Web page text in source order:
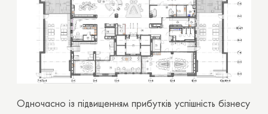
Одночасно із підвищенням прибутків успішність бізнесу